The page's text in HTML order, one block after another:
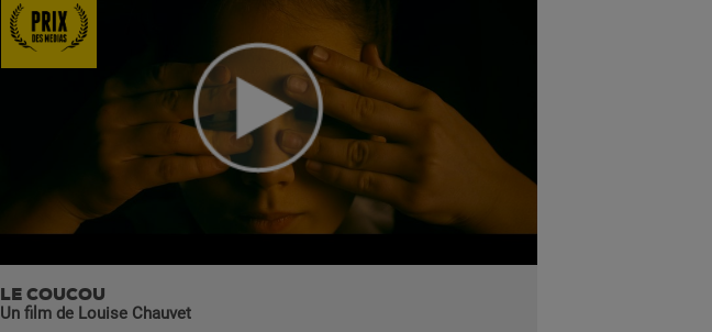
LE COUCOU
Un film de Louise Chauvet